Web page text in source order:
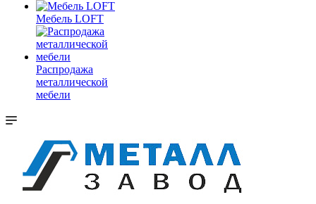
Мебель LOFT
Распродажа
металлической
мебели